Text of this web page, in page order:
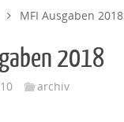
MFI Ausgaben 2018
2018
archiv